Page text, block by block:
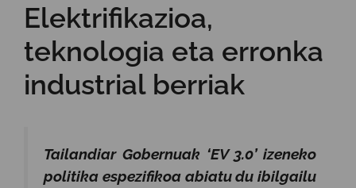
Elektrifikazioa,
teknologia eta erronka
industrial berriak
Tailandiar Gobernuak ‘EV 3.0’ izeneko
politika espezifikoa abiatu du ibilgailu